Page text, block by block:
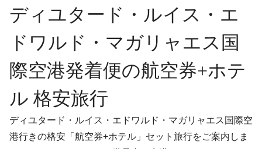
ディユタード・ルイス・エ
ドワルド・マガリャエス国
際空港発着便の航空券+ホテ
ル 格安旅行
ディユタード・ルイス・エドワルド・マガリャエス国際空
港行きの格安「航空券+ホテル」セット旅行をご案内しま